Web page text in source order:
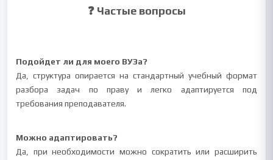
❓ Частые вопросы
Подойдет ли для моего ВУЗа?
Да, структура опирается на стандартный учебный формат
разбора задач по праву и легко адаптируется под
требования преподавателя.
Можно адаптировать?
Да, при необходимости можно сократить или расширить